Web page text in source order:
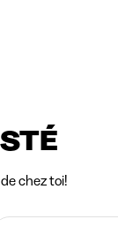
chez toi!